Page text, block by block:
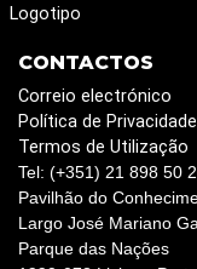
Logotipo
CONTACTOS
Correio electrónico
Política de Privacidade
Termos de Utilização
Tel: (+351) 21 898 50
Pavilhão do
Largo José Mariano
Parque das Nações